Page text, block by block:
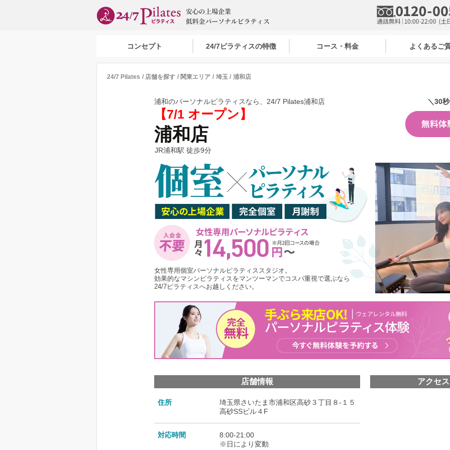
コンセプト 24/7ピラティスの特徴 コース・料金 よくあるご
24/7 Pilates 店舗を探す 関東エリア 埼玉 浦和店
浦和のパーソナルピラティスなら、24/7 Pilates浦和店
【7/1 オープン】
浦和店
JR浦和駅 徒歩9分
＼30
女性専用個室パーソナルピラティススタジオ。
効果的なマシンピラティスをマンツーマンでコスパ重視で選ぶなら
24/7ピラティスへお越しください。
店舗情報
住所
埼玉県さいたま市浦和区高砂３丁目８-１５
高砂SSビル４F
対応時間
8:00-21:00
※日により変動
アクセ